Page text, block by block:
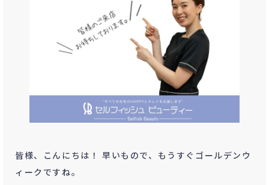
皆様、こんにちは！ 早いもので、もうすぐゴールデンウ
ィークですね。